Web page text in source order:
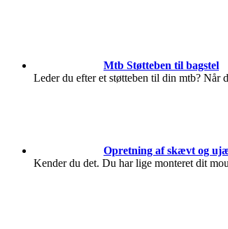
Mtb Støtteben til bagstel
Leder du efter et støtteben til din mtb? Når
Opretning af skævt og
Kender du det. Du har lige monteret dit